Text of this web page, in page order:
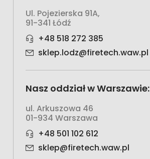
Ul. Pojezierska 91A,
91-341 Łódź
+48 518 272 385
sklep.lodz@firetech.waw.pl
Nasz oddział w Warszawie:
ul. Arkuszowa 46
01-934 Warszawa
+48 501 102 612
sklep@firetech.waw.pl